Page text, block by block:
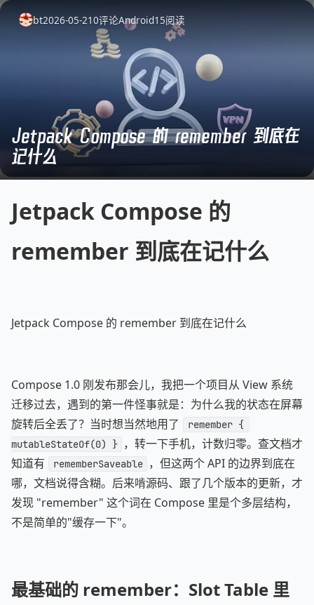
bt2026-05-210评论Android15阅读
Jetpack Compose 的 remember 到底在
记什么
Jetpack Compose 的
remember 到底在记什么
Jetpack Compose 的 remember 到底在记什么
Compose 1.0 刚发布那会儿，我把一个项目从 View 系统
迁移过去，遇到的第一件怪事就是：为什么我的状态在屏幕
旋转后全丢了？当时想当然地用了
remember {
mutableStateOf(0) } ，转一下手机，计数归零。查文档才
知道有
rememberSaveable ，但这两个 API 的边界到底在
哪，文档说得含糊。后来啃源码、跟了几个版本的更新，才
发现 "remember" 这个词在 Compose 里是个多层结构，
不是简单的"缓存一下"。
最基础的 remember：Slot Table 里